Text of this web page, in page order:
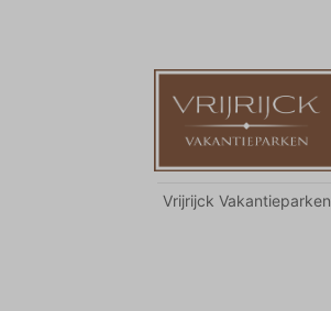
Vrijrijck Vakantieparken
adverteerders.